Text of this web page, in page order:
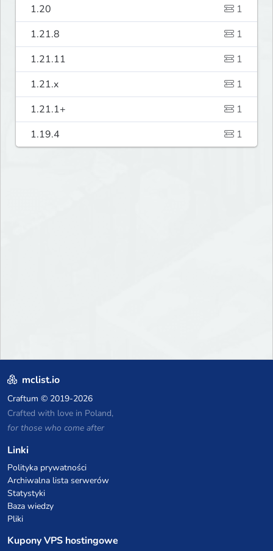
1.20
1
1.21.8
1
1.21.11
1
1.21.x
1
1.21.1+
1
1.19.4
1
mclist.io
Craftum © 2019-2026
Crafted with love in Poland,
for those who come after
Linki
Polityka prywatności
Archiwalna lista serwerów
Statystyki
Baza wiedzy
Pliki
Kupony VPS hostingowe